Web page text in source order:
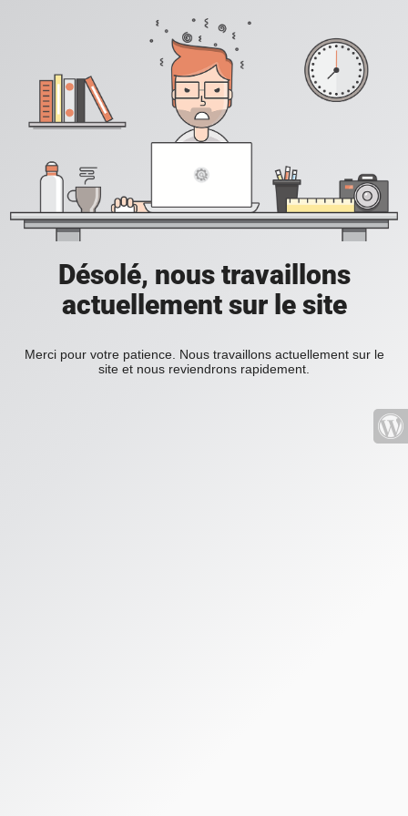
Désolé, nous travaillons
actuellement sur le site
Merci pour votre patience. Nous travaillons actuellement sur le
site et nous reviendrons rapidement.